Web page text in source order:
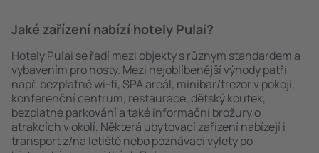
Jaké zařízení nabízí hotely Pulai?
Hotely Pulai se řadí mezi objekty s různým standardem a
vybavením pro hosty. Mezi nejoblíbenější výhody patří
např. bezplatné wi-fi, SPA areál, minibar/trezor v pokoji,
konferenční centrum, restaurace, dětský koutek,
bezplatné parkování a také informační brožury o
atrakcích v okolí. Některá ubytovací zařízení nabízejí i
transport z/na letiště nebo poznávací výlety po